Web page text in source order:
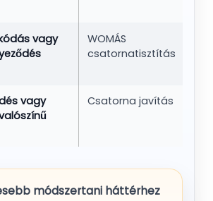
vagy
WOMÁS
csatornatisztítás
vagy
Csatorna javítás
módszertani háttérhez